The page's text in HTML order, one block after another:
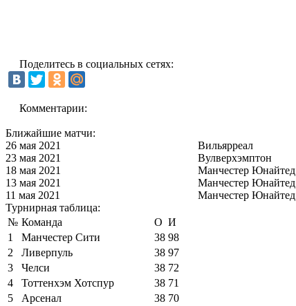
Поделитесь в социальных сетях:
Комментарии:
Ближайшие матчи:
26 мая 2021
Вильярреал
23 мая 2021
Вулверхэмптон
18 мая 2021
Манчестер Юнайтед
13 мая 2021
Манчестер Юнайтед
11 мая 2021
Манчестер Юнайтед
Турнирная таблица:
№ Команда О И
1
Манчестер Сити 38 98
2
Ливерпуль 38 97
3
Челси 38 72
4
Тоттенхэм Хотспур 38 71
5
Арсенал 38 70